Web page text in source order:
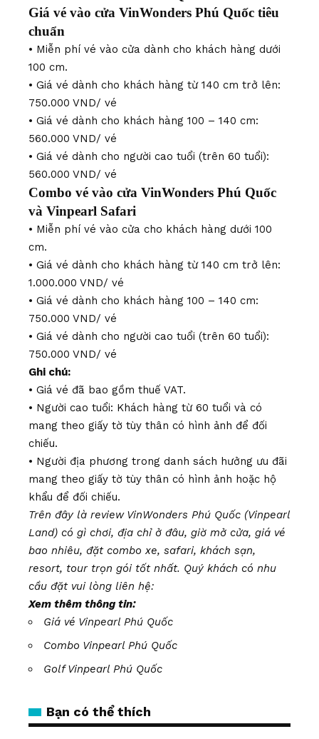
Giá vé vào cửa VinWonders Phú Quốc tiêu
chuẩn
• Miễn phí vé vào cửa dành cho khách hàng dưới
100 cm.
• Giá vé dành cho khách hàng từ 140 cm trở lên:
750.000 VND/ vé
• Giá vé dành cho khách hàng 100 – 140 cm:
560.000 VND/ vé
• Giá vé dành cho người cao tuổi (trên 60 tuổi):
560.000 VND/ vé
Combo vé vào cửa VinWonders Phú Quốc
và Vinpearl Safari
• Miễn phí vé vào cửa cho khách hàng dưới 100
cm.
• Giá vé dành cho khách hàng từ 140 cm trở lên:
1.000.000 VND/ vé
• Giá vé dành cho khách hàng 100 – 140 cm:
750.000 VND/ vé
• Giá vé dành cho người cao tuổi (trên 60 tuổi):
750.000 VND/ vé
Ghi chú:
• Giá vé đã bao gồm thuế VAT.
• Người cao tuổi: Khách hàng từ 60 tuổi và có
mang theo giấy tờ tùy thân có hình ảnh để đối
chiếu.
• Người địa phương trong danh sách hưởng ưu đãi
mang theo giấy tờ tùy thân có hình ảnh hoặc hộ
khẩu để đối chiếu.
Trên đây là review VinWonders Phú Quốc (Vinpearl
Land) có gì chơi, địa chỉ ở đâu, giờ mở cửa, giá vé
bao nhiêu, đặt combo xe, safari, khách sạn,
resort, tour trọn gói tốt nhất. Quý khách có nhu
cầu đặt vui lòng liên hệ:
Xem thêm thông tin:
Giá vé Vinpearl Phú Quốc
Combo Vinpearl Phú Quốc
Golf Vinpearl Phú Quốc
Bạn có thể thích